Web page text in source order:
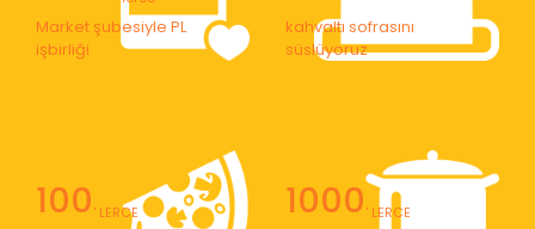
Market şubesiyle PL
işbirliği
kahvaltı sofrasını
süslüyoruz
100' LERCE 1000' LERCE